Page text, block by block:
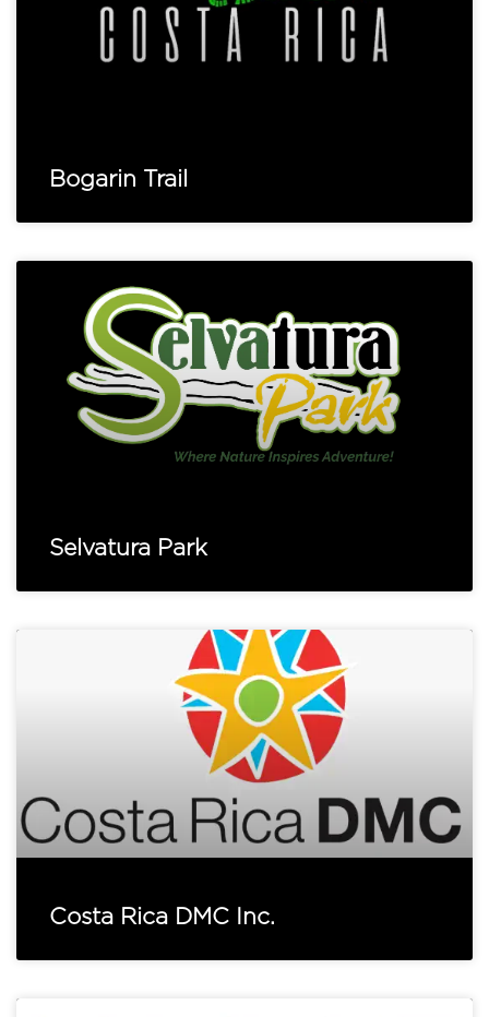
Bogarin Trail
Selvatura Park
Costa Rica DMC Inc.